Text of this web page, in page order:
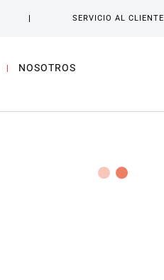
SERVICIO AL CLIENTE
NOSOTROS